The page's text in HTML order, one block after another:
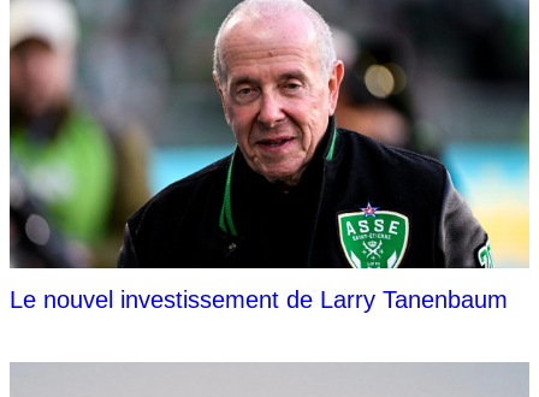
Le nouvel investissement de Larry Tanenbaum